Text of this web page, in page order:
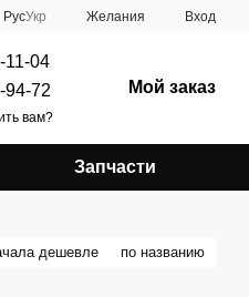
РусУкр Желания Вход
11-04
94-72
вам?
Мой заказ
Запчасти
дешевле по названию